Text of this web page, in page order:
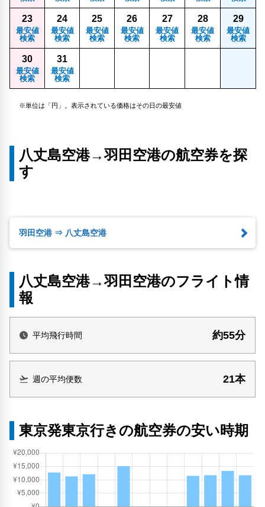
23
最安値
検索
24
最安値
検索
25
最安値
検索
26
最安値
検索
27
最安値
検索
28
最安値
検索
29
最安値
検索
30
最安値
検索
31
最安値
検索
※単位は「円」。表示されている価格はその日の最安値
八丈島空港→羽田空港の航空券を探
す
羽田空港 ⇒ 八丈島空港
八丈島空港→羽田空港のフライト情
報
平均飛行時間 約55分
週の平均便数 21本
東京発東京行きの航空券の安い時期